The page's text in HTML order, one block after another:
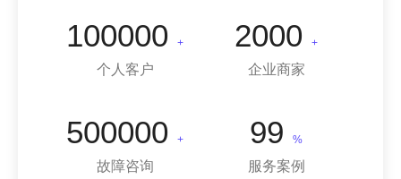
100000 +
个人客户
2000 +
企业商家
500000 +
故障咨询
99 %
服务案例